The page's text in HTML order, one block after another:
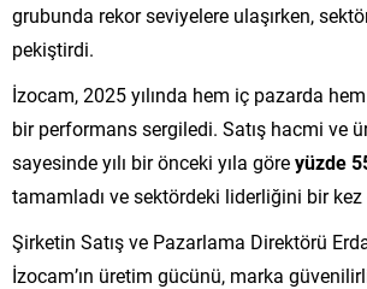
grubunda rekor seviyelere ulaşırken,
pekiştirdi.
İzocam, 2025 yılında hem iç pazarda
bir performans sergiledi. Satış hacmi ve
sayesinde yılı bir önceki yıla göreyüzde
tamamladı ve sektördeki liderliğini bir
Şirketin Satış ve Pazarlama Direktörü
İzocam’ın üretim gücünü, marka